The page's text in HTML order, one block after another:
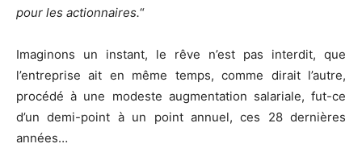
pour les actionnaires.“
Imaginons un instant, le rêve n’est pas interdit, que
l’entreprise ait en même temps, comme dirait l’autre,
procédé à une modeste augmentation salariale, fut-ce
d’un demi-point à un point annuel, ces 28 dernières
années…